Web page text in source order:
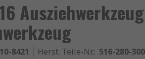
8421 Herst. Teile-Nr.: 516-280-300